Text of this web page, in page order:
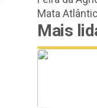
Mata
Mais